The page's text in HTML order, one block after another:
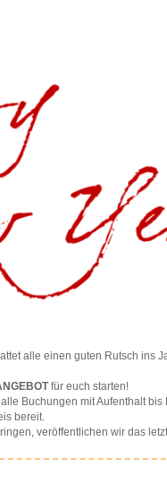
alle einen guten Rutsch ins
für euch starten!
Buchungen mit Aufenthalt
bereit.
veröffentlichen wir das